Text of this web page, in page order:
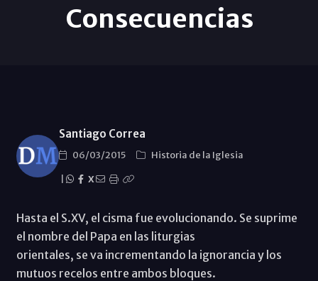
Consecuencias
Santiago Correa
06/03/2015
Historia de la Iglesia
X
Hasta el S.XV, el cisma fue evolucionando. Se suprime
el nombre del Papa en las liturgias
orientales, se va incrementando la ignorancia y los
mutuos recelos entre ambos bloques.